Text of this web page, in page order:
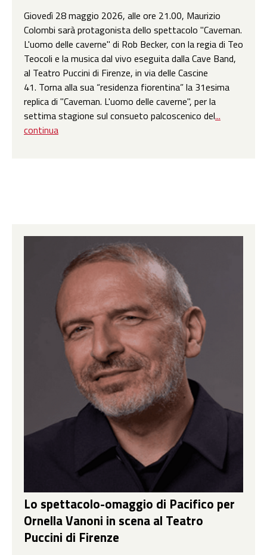
Giovedì 28 maggio 2026, alle ore 21.00, Maurizio
Colombi sarà protagonista dello spettacolo "Caveman.
L'uomo delle caverne" di Rob Becker, con la regia di Teo
Teocoli e la musica dal vivo eseguita dalla Cave Band,
al Teatro Puccini di Firenze, in via delle Cascine
41. Torna alla sua “residenza fiorentina” la 31esima
replica di "Caveman. L'uomo delle caverne", per la
settima stagione sul consueto palcoscenico del...
continua
Lo spettacolo-omaggio di Pacifico per
Ornella Vanoni in scena al Teatro
Puccini di Firenze